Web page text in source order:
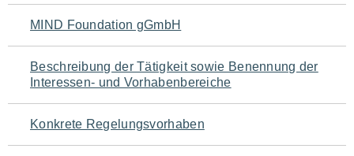
Navigation
für
den
Seiteninhalt
MIND Foundation gGmbH
Beschreibung der Tätigkeit sowie Benennung der
Interessen- und Vorhabenbereiche
Konkrete Regelungsvorhaben